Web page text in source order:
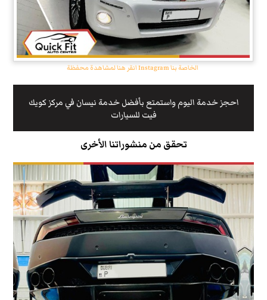
انقر هنا لمشاهدة محفظة Instagram الخاصة بنا
احجز خدمة اليوم واستمتع بأفضل خدمة نيسان في مركز كويك
فيت للسيارات
تحقق من منشوراتنا الأخرى